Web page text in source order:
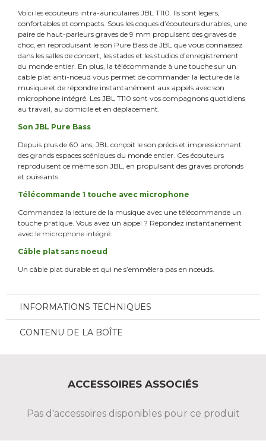
Voici les écouteurs intra-auriculaires JBL T110. Ils sont légers,
confortables et compacts. Sous les coques d’écouteurs durables, une
paire de haut-parleurs graves de 9 mm propulsent des graves de
choc, en reproduisant le son Pure Bass de JBL que vous connaissez
dans les salles de concert, les stades et les studios d’enregistrement
du monde entier. En plus, la télécommande à une touche sur un
câble plat anti-noeud vous permet de commander la lecture de la
musique et de répondre instantanément aux appels avec son
microphone intégré. Les JBL T110 sont vos compagnons quotidiens
au travail, au domicile et en déplacement.
Son JBL Pure Bass
Depuis plus de 60 ans, JBL conçoit le son précis et impressionnant
des grands espaces scéniques du monde entier. Ces écouteurs
reproduisent ce même son JBL, en propulsant des graves profonds
et puissants.
Télécommande 1 touche avec microphone
Commandez la lecture de la musique avec une télécommande un
touche pratique. Vous avez un appel ? Répondez instantanément
avec le microphone intégré.
Câble plat sans noeud
Un câble plat durable et qui ne s’emmêlera pas en nœuds.
INFORMATIONS TECHNIQUES
CONTENU DE LA BOÎTE
ACCESSOIRES ASSOCIÉS
Pas d'accessoires disponibles pour ce produit